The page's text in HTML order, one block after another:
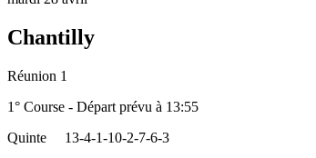
Chantilly
Réunion 1
1° Course - Départ prévu à 13:55
Quinte
13-4-1-10-2-7-6-3